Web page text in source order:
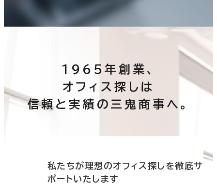
1965年創業、
オフィス探しは
信頼と実績の三鬼商事へ。
私たちが理想のオフィス探しを徹底サ
ポートいたします